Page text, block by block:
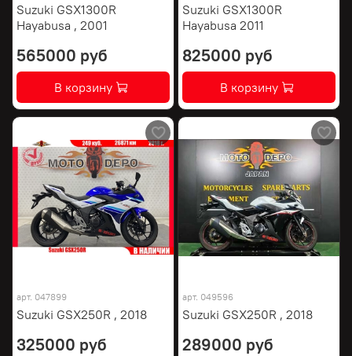
Suzuki GSX1300R
Hayabusa , 2001
565000 руб
В корзину
Suzuki GSX1300R
Hayabusa 2011
825000 руб
В корзину
арт. 047899
Suzuki GSX250R , 2018
325000 руб
арт. 049596
Suzuki GSX250R , 2018
289000 руб